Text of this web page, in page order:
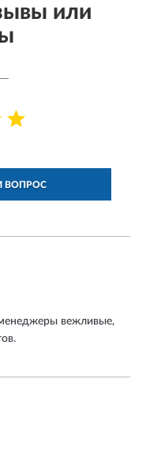
или
ВОПРОС
менеджеры вежливые,